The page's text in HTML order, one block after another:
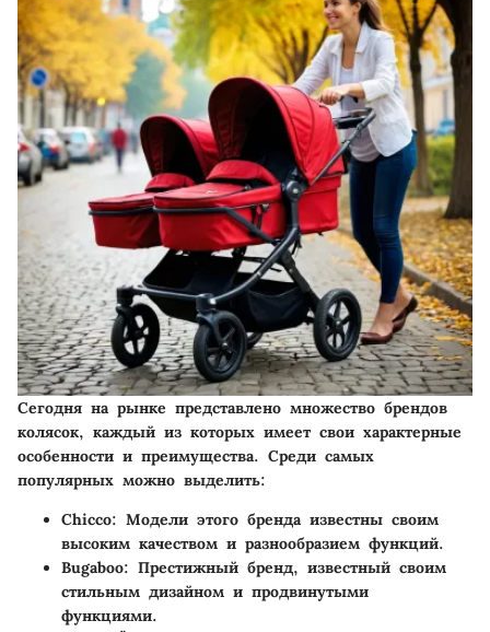
Сегодня на рынке представлено множество брендов
колясок, каждый из которых имеет свои характерные
особенности и преимущества. Среди самых
популярных можно выделить:
Chicco: Модели этого бренда известны своим
высоким качеством и разнообразием функций.
Bugaboo: Престижный бренд, известный своим
стильным дизайном и продвинутыми
функциями.